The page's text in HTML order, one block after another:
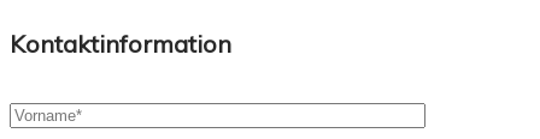
Kontaktinformation